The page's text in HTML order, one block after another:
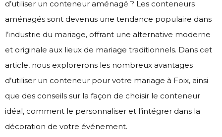
d’utiliser un conteneur aménagé ? Les conteneurs
aménagés sont devenus une tendance populaire dans
l’industrie du mariage, offrant une alternative moderne
et originale aux lieux de mariage traditionnels. Dans cet
article, nous explorerons les nombreux avantages
d’utiliser un conteneur pour votre mariage à Foix, ainsi
que des conseils sur la façon de choisir le conteneur
idéal, comment le personnaliser et l’intégrer dans la
décoration de votre événement.